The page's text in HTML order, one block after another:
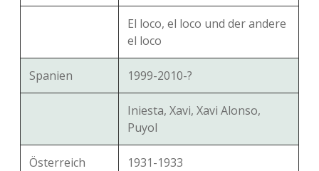
El loco, el loco und der andere
el loco
Spanien 1999-2010-?
Iniesta, Xavi, Xavi Alonso,
Puyol
Österreich 1931-1933